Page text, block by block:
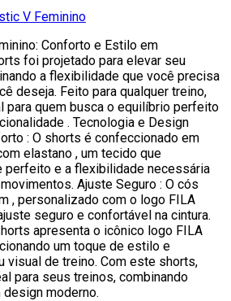
V Feminino
Conforto e Estilo em
foi projetado para elevar seu
a flexibilidade que você precisa
deseja. Feito para qualquer treino,
para quem busca o equilíbrio perfeito
. Tecnologia e Design
: O shorts é confeccionado em
elastano , um tecido que
perfeito e a flexibilidade necessária
Ajuste Seguro : O cós
, personalizado com o logo FILA
seguro e confortável na cintura.
apresenta o icônico logo FILA
um toque de estilo e
visual de treino. Com este shorts,
para seus treinos, combinando
moderno.